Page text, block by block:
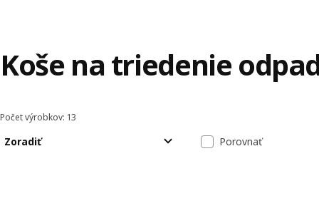
Koše na triedenie
Zoradiť a filtrovať
Počet výrobkov: 13
Zoradiť Zoznam
Porovnať